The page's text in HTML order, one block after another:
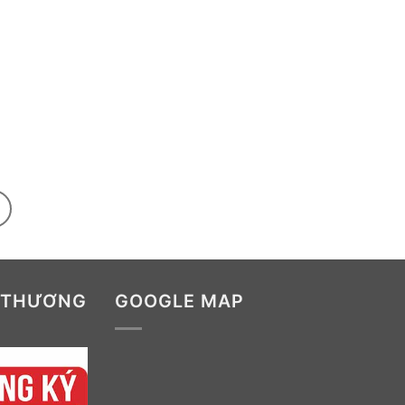
GOOGLE MAP